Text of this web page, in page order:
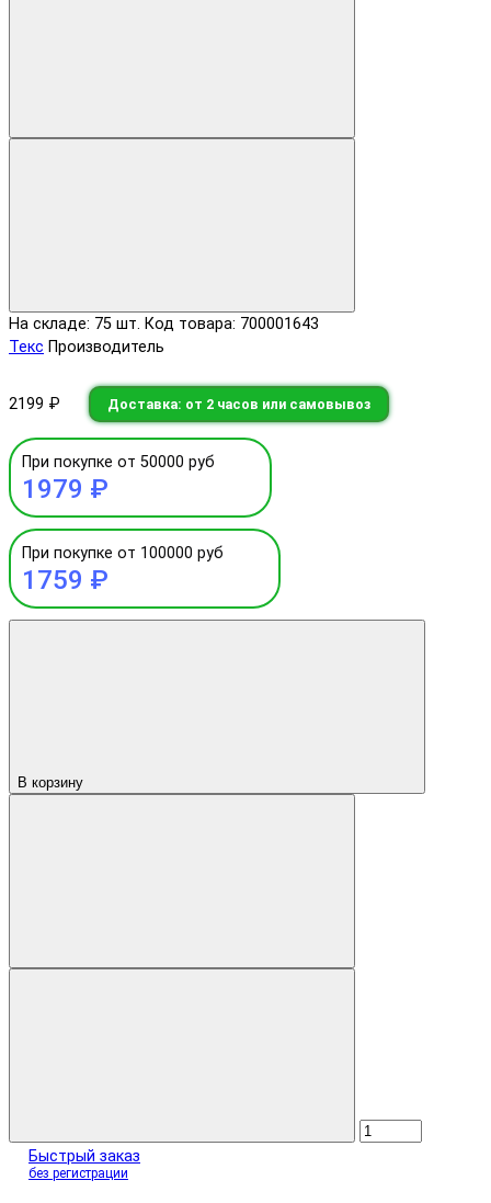
На складе: 75 шт. Код товара: 700001643
Текс Производитель
2199 ₽ Доставка: от 2 часов или самовывоз
При покупке от 50000 руб
1979 ₽
При покупке от 100000 руб
1759 ₽
В корзину
Быстрый заказ
без регистрации